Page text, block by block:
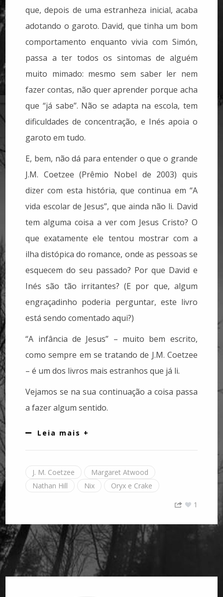
que, depois de uma estranheza inicial, acaba
adotando o garoto. David, que tinha um bom
comportamento enquanto vivia com Simón,
passa a ter todos os sintomas de alguém
muito mimado: mesmo sem saber ler nem
fazer contas, não quer aprender porque acha
que “já sabe”. Não se adapta na escola, tem
dificuldades de concentração, e Inés apoia o
garoto em tudo.
E, bem, não dá para entender o que o grande
J.M. Coetzee (Prêmio Nobel de 2003) quis
dizer com esta história, que continua em “A
vida escolar de Jesus”, que ainda não li. David
tem alguma coisa a ver com Jesus Cristo? O
que exatamente ele tentou mostrar com a
ilha distópica do romance, onde as pessoas se
esquecem do seu passado? Por que David e
Inés são tão irritantes? (E por que, algum
engraçadinho poderia perguntar, este livro
está sendo comentado aqui?)
“A infância de Jesus” – muito bem escrito,
como sempre em se tratando de J.M. Coetzee
– é um dos livros mais estranhos que já li.
Vejamos se na sua continuação a coisa passa
a fazer algum sentido.
Leia mais +
J. M. Coetzee
Margaret Atwood
Nathan Hill
Nix
Oryx e Crake
1